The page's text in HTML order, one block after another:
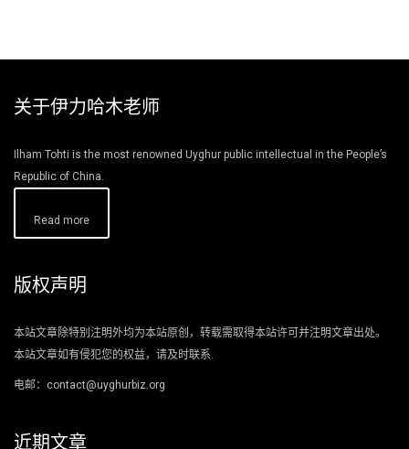
关于伊力哈木老师
Ilham Tohti is the most renowned Uyghur public intellectual in the People’s
Republic of China.
Read more
版权声明
本站文章除特别注明外均为本站原创，转载需取得本站许可并注明文章出处。
本站文章如有侵犯您的权益，请及时联系.
电邮：contact@uyghurbiz.org
近期文章